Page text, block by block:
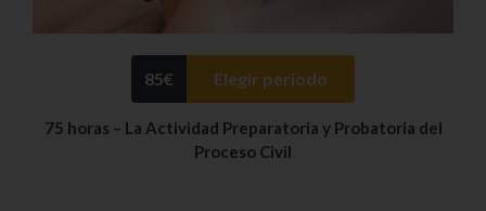
85€ Elegir periodo
75 horas – La Actividad Preparatoria y Probatoria del
Proceso Civil